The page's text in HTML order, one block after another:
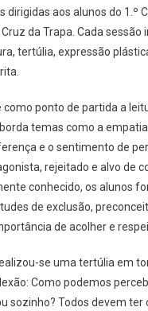
dirigidas aos alunos do 1.º
da Trapa. Cada sessão
tertúlia, expressão
ponto de partida a
temas como a
e o sentimento de
rejeitado e alvo de
conhecido, os alunos
de exclusão,
de acolher e
se uma tertúlia em
Como podemos
sozinho? Todos devem ter